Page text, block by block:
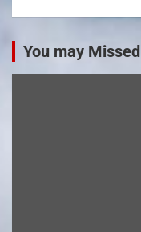
You may Missed